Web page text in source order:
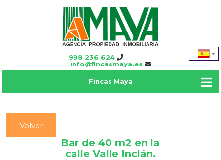
988 236 624
info@fincasmaya.es
Fincas Maya
Volver
Bar de 40 m2 en la
calle Valle Inclán.